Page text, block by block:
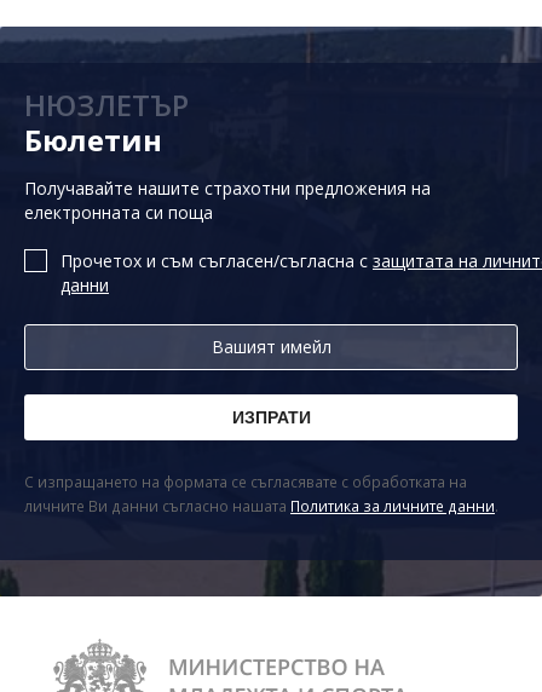
НЮЗЛЕТЪР
Бюлетин
Получавайте нашите страхотни предложения на
електронната си поща
Прочетох и съм съгласен/съгласна с защитата на
данни
С изпращането на формата се съгласявате с обработката на
личните Ви данни съгласно нашата Политика за личните данни.